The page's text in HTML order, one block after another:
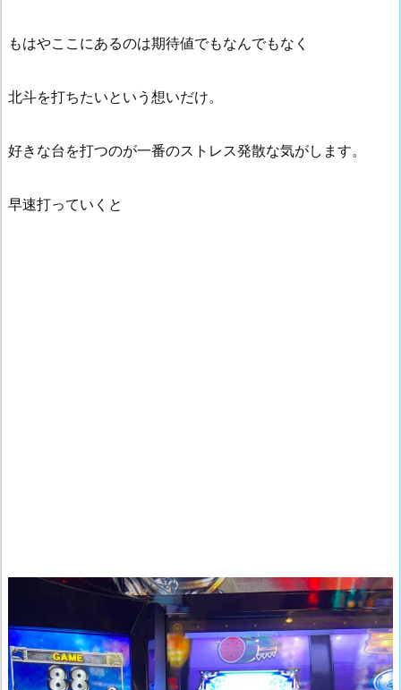
もはやここにあるのは期待値でもなんでもなく
北斗を打ちたいという想いだけ。
好きな台を打つのが一番のストレス発散な気がします。
早速打っていくと